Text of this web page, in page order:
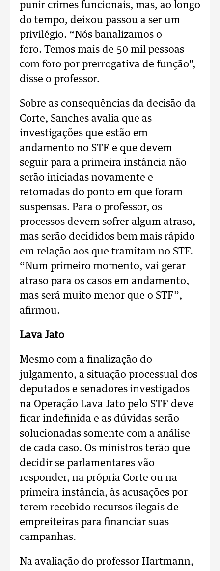
punir crimes funcionais, mas, ao longo
do tempo, deixou passou a ser um
privilégio. “Nós banalizamos o
foro. Temos mais de 50 mil pessoas
com foro por prerrogativa de função",
disse o professor.
Sobre as consequências da decisão da
Corte, Sanches avalia que as
investigações que estão em
andamento no STF e que devem
seguir para a primeira instância não
serão iniciadas novamente e
retomadas do ponto em que foram
suspensas. Para o professor, os
processos devem sofrer algum atraso,
mas serão decididos bem mais rápido
em relação aos que tramitam no STF.
“Num primeiro momento, vai gerar
atraso para os casos em andamento,
mas será muito menor que o STF”,
afirmou.
Lava Jato
Mesmo com a finalização do
julgamento, a situação processual dos
deputados e senadores investigados
na Operação Lava Jato pelo STF deve
ficar indefinida e as dúvidas serão
solucionadas somente com a análise
de cada caso. Os ministros terão que
decidir se parlamentares vão
responder, na própria Corte ou na
primeira instância, às acusações por
terem recebido recursos ilegais de
empreiteiras para financiar suas
campanhas.
Na avaliação do professor Hartmann,